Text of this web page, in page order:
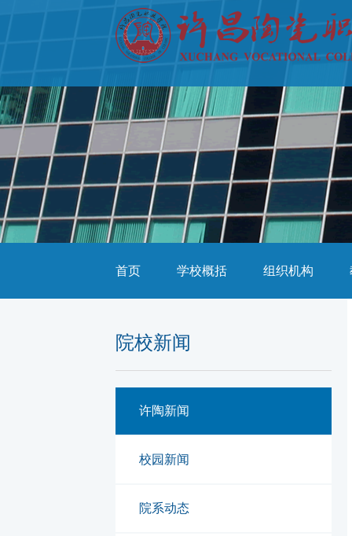
首页 学校概括 组织机构
院校新闻
许陶新闻
校园新闻
院系动态